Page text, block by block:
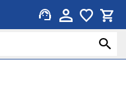
support_agent